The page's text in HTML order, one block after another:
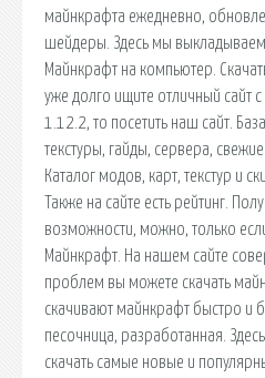
майнкрафта ежедневно,
шейдеры. Здесь мы
Майнкрафт на компьютер.
уже долго ищите отличный сайт
1.12.2, то посетить наш сайт.
текстуры, гайды, сервера,
Каталог модов, карт, текстур и
Также на сайте есть рейтинг.
возможности, можно, только
Майнкрафт. На нашем сайте
проблем вы можете скачать
скачивают майнкрафт быстро и
песочница, разработанная.
скачать самые новые и